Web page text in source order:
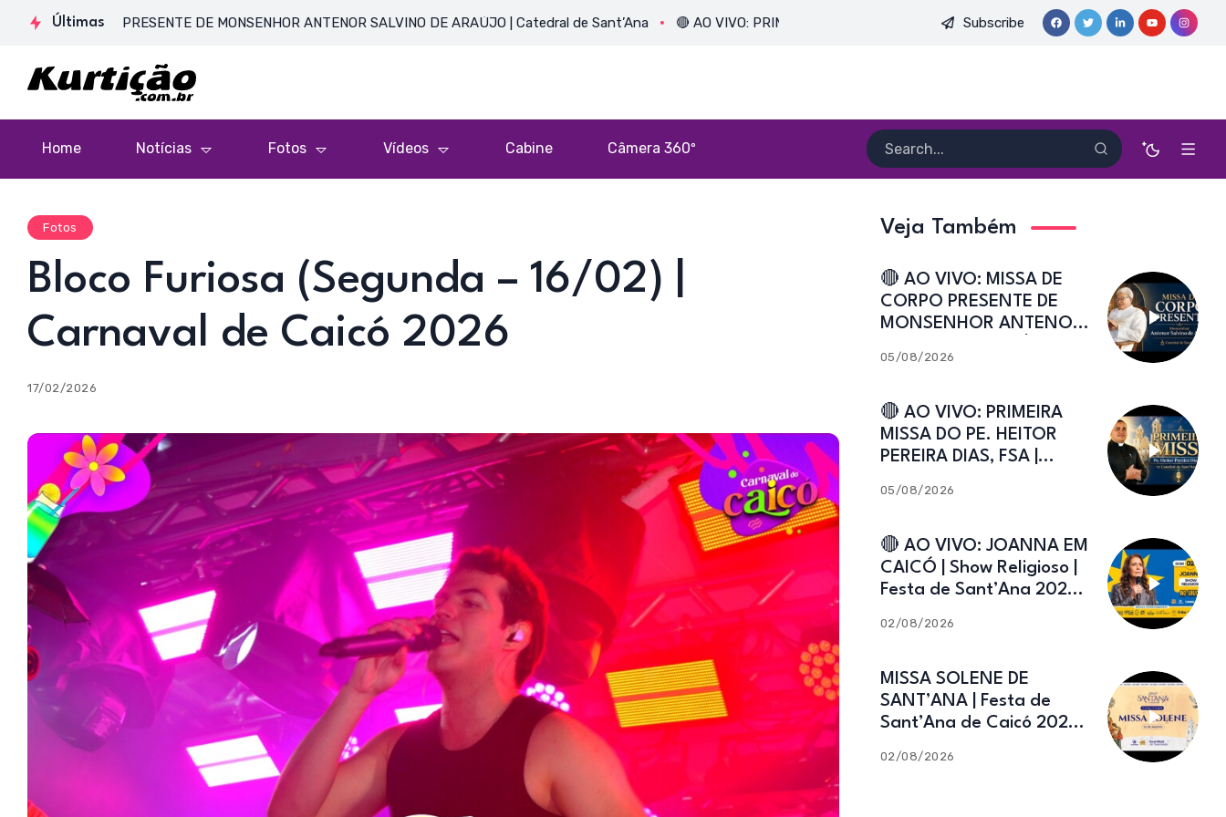
Últimas
DE CORPO PRESENTE DE MONSENHOR ANTENOR SALVINO DE ARAÚJO | Catedral de Sant’Ana 🔴 AO VIVO: PRIMEIRA MISSA DO PE. HEITOR PEREIRA DIAS, FSA | Catedral de Sant’Ana |
Subscribe
Home Notícias Fotos Vídeos Cabine Câmera 360º
Fotos
Bloco Furiosa (Segunda – 16/02) |
Carnaval de Caicó 2026
17/02/2026
Veja Também
🔴 AO VIVO: MISSA DE
CORPO PRESENTE DE
MONSENHOR ANTENOR
Catedral de Sant’Ana
05/08/2026
🔴 AO VIVO: PRIMEIRA
MISSA DO PE. HEITOR
PEREIRA DIAS, FSA |
Caicó-RN
05/08/2026
🔴 AO VIVO: JOANNA EM
CAICÓ | Show Religioso |
Festa de Sant’Ana 2026 |
02/08/2026
MISSA SOLENE DE
SANT’ANA | Festa de
Sant’Ana de Caicó 2026 |
02/08/2026